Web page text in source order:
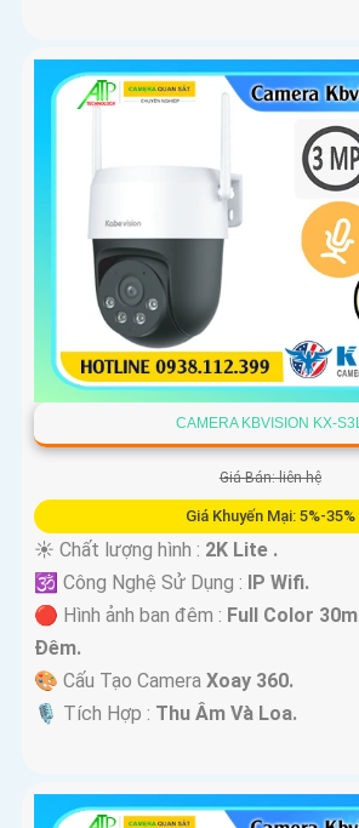
CAMERA KBVISION KX-
Giá Bán: liên hệ
Giá Khuyến Mại: 5%-35%
☀️ Chất lượng hình : 2K Lite .
🕉️ Công Nghệ Sử Dụng : IP Wifi.
🔴 Hình ảnh ban đêm : Full Color
Ðêm.
🎨 Cấu Tạo Camera Xoay 360.
️🎙 Tích Hợp : Thu Âm Và Loa.